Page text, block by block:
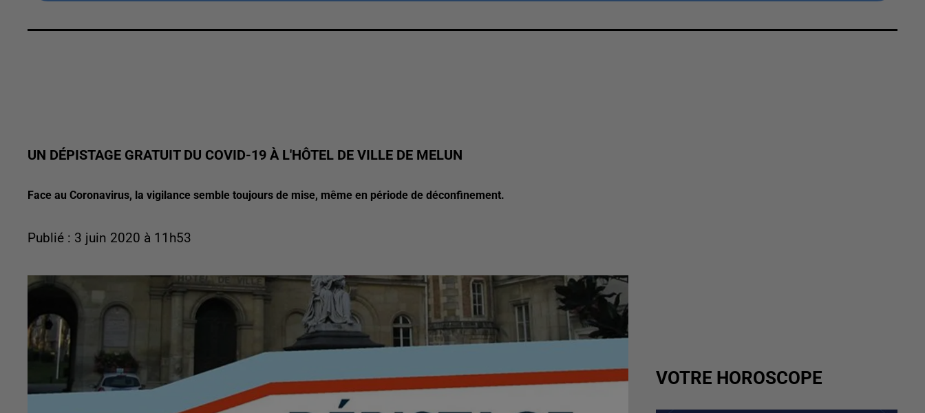
UN DÉPISTAGE GRATUIT DU COVID-19 À L'HÔTEL DE VILLE DE MELUN
Face au Coronavirus, la vigilance semble toujours de mise, même en période de déconfinement.
Publié : 3 juin 2020 à 11h53
VOTRE HOROSCOPE